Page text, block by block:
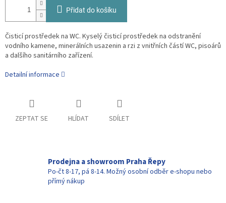
Přidat do košíku
Čisticí prostředek na WC. Kyselý čisticí prostředek na odstranění
vodního kamene, minerálních usazenin a rzi z vnitřních částí WC, pisoárů
a dalšího sanitárního zařízení.
Detailní informace
ZEPTAT SE HLÍDAT SDÍLET
Prodejna a showroom Praha Řepy
Po-čt 8-17, pá 8-14. Možný osobní odběr e-shopu nebo
přímý nákup